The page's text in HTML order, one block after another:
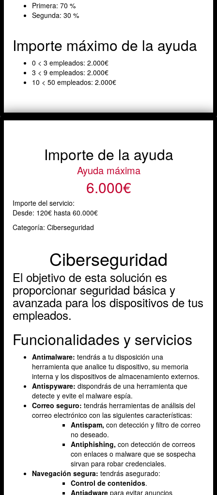
Primera: 70 %
Segunda: 30 %
Importe máximo de la ayuda
0 < 3 empleados: 2.000€
3 < 9 empleados: 2.000€
10 < 50 empleados: 2.000€
Importe de la ayuda
Ayuda máxima
6.000€
Importe del servicio:
Desde: 120€ hasta 60.000€
Categoría: Ciberseguridad
Ciberseguridad
El objetivo de esta solución es
proporcionar seguridad básica y
avanzada para los dispositivos de tus
empleados.
Funcionalidades y servicios
Antimalware: tendrás a tu disposición una
herramienta que analice tu dispositivo, su memoria
interna y los dispositivos de almacenamiento externos.
Antispyware: dispondrás de una herramienta que
detecte y evite el malware espía.
Correo seguro: tendrás herramientas de análisis del
correo electrónico con las siguientes características:
Antispam, con detección y filtro de correo
no deseado.
Antiphishing, con detección de correos
con enlaces o malware que se sospecha
sirvan para robar credenciales.
Navegación segura: tendrás asegurado:
Control de contenidos.
Antiadware para evitar anuncios